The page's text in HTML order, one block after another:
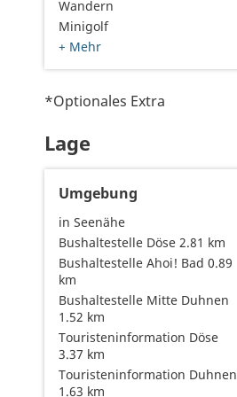
Wandern
Minigolf
+ Mehr
*Optionales Extra
Lage
Umgebung
in Seenähe
Bushaltestelle Döse 2.81 km
Bushaltestelle Ahoi! Bad 0.89
km
Bushaltestelle Mitte Duhnen
1.52 km
Touristeninformation Döse
3.37 km
Touristeninformation Duhnen
1.63 km